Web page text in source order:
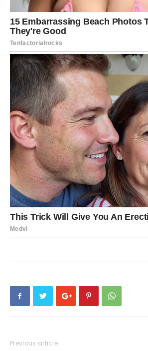
Previous article